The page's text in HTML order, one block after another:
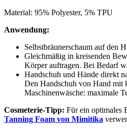
Material: 95% Polyester, 5% TPU
Anwendung:
Selbstbräunerschaum auf den
Gleichmäßig in kreisenden
Körper auftragen. Bei Bedarf
Handschuh und Hände direkt
Den Handschuh von Hand mit
Maschinenwäsche: maximale
Cosmeterie-Tipp: Für ein optimales
Tanning Foam von Mimitika